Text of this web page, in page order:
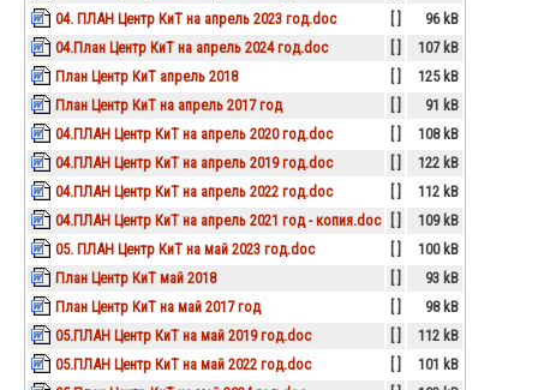
04. ПЛАН Центр КиТ на апрель 2023 год.doc
96 kB
04.План Центр КиТ на апрель 2024 год.doc
107 kB
План Центр КиТ апрель 2018
125 kB
План Центр КиТ на апрель 2017 год
91 kB
04.ПЛАН Центр КиТ на апрель 2020 год.doc
108 kB
04.ПЛАН Центр КиТ на апрель 2019 год.doc
122 kB
04.ПЛАН Центр КиТ на апрель 2022 год.doc
112 kB
04.ПЛАН Центр КиТ на апрель 2021 год - копия.doc
109 kB
05. ПЛАН Центр КиТ на май 2023 год.doc
100 kB
План Центр КиТ май 2018
93 kB
План Центр КиТ на май 2017 год
98 kB
05.ПЛАН Центр КиТ на май 2019 год.doc
112 kB
05.ПЛАН Центр КиТ на май 2022 год.doc
101 kB